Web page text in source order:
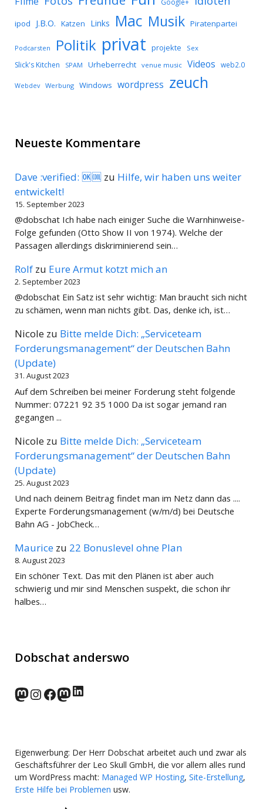
Google+
ipod J.B.O. Katzen Links Mac Musik Piratenpartei
Podcarsten Politik privat projekte Sex
Slick's Kitchen SPAM Urheberrecht venue music Videos web2.0
Webdev Werbung Windows wordpress zeuch
Neueste Kommentare
Dave :verified: 🆗🆒 zu Hilfe, wir haben uns weiter
entwickelt!
15. September 2023
@dobschat Ich habe nach einiger Suche die Warnhinweise-
Folge gefunden (Otto Show II von 1974). Welche der
Passagen allerdings diskriminierend sein…
Rolf zu Eure Armut kotzt mich an
2. September 2023
@dobschat Ein Satz ist sehr wichtig: Man braucht sich nicht
zu schämen, wenn man nichts gibt. Das, denke ich, ist…
Nicole zu Bitte melde Dich: „Serviceteam
Forderungsmanagement“ der Deutschen Bahn
(Update)
31. August 2023
Auf dem Schreiben bei meiner Forderung steht folgende
Nummer: 07221 92 35 1000 Da ist sogar jemand ran
gegangen ...
Nicole zu Bitte melde Dich: „Serviceteam
Forderungsmanagement“ der Deutschen Bahn
(Update)
25. August 2023
Und nach deinem Beitrag findet man im Netz dann das ....
Experte Forderungsmanagement (w/m/d) bei Deutsche
Bahn AG - JobCheck…
Maurice zu 22 Bonuslevel ohne Plan
8. August 2023
Ein schöner Text. Das mit den Plänen ist aber auch
schwierig und mir sind Menschen suspekt, die schon ihr
halbes…
Dobschat anderswo
norden.social
Instagram
Facebook
wp-punks.social
LinkedIn
Eigenwerbung: Der Herr Dobschat arbeitet auch und zwar als
Geschäftsführer der Leo Skull GmbH, die vor allem alles rund
um WordPress macht: Managed WP Hosting, Site-Erstellung,
Erste Hilfe bei Problemen usw.